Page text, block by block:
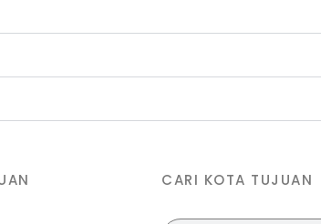
CARI KOTA TUJUAN